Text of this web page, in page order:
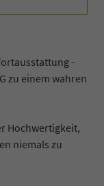
-
zu einem wahren
Hochwertigkeit,
niemals zu